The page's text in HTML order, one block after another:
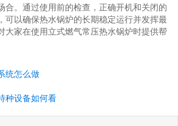
合。通过使用前的检查，正确开机和关闭的
可以确保热水锅炉的长期稳定运行并发挥最
大家在使用立式燃气常压热水锅炉时提供帮
统怎么做
种设备如何看